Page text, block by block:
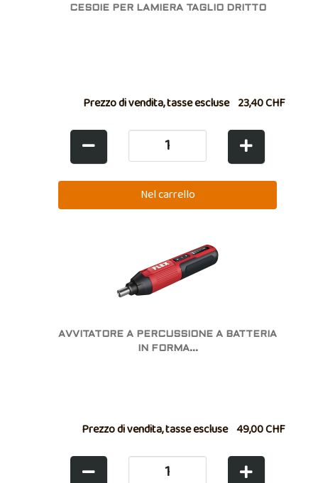
CESOIE PER LAMIERA TAGLIO DRITTO
Prezzo di vendita, tasse escluse 23,40 CHF
AVVITATORE A PERCUSSIONE A BATTERIA
IN FORMA...
Prezzo di vendita, tasse escluse 49,00 CHF